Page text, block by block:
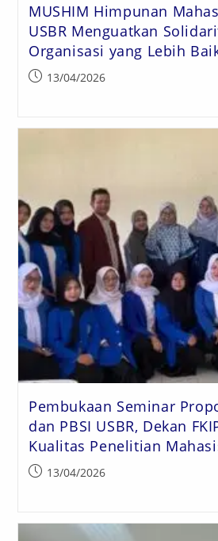
MUSHIM Himpunan
USBR Menguatkan
Organisasi yang Lebih
13/04/2026
Pembukaan Seminar
dan PBSI USBR, Dekan
Kualitas Penelitian
13/04/2026